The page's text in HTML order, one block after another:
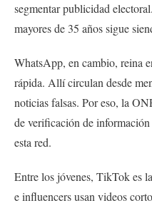
segmentar publicidad
mayores de 35 años sigue
WhatsApp, en cambio, reina
rápida. Allí circulan desde
noticias falsas. Por eso, la
de verificación de
esta red.
Entre los jóvenes, TikTok es
e influencers usan videos